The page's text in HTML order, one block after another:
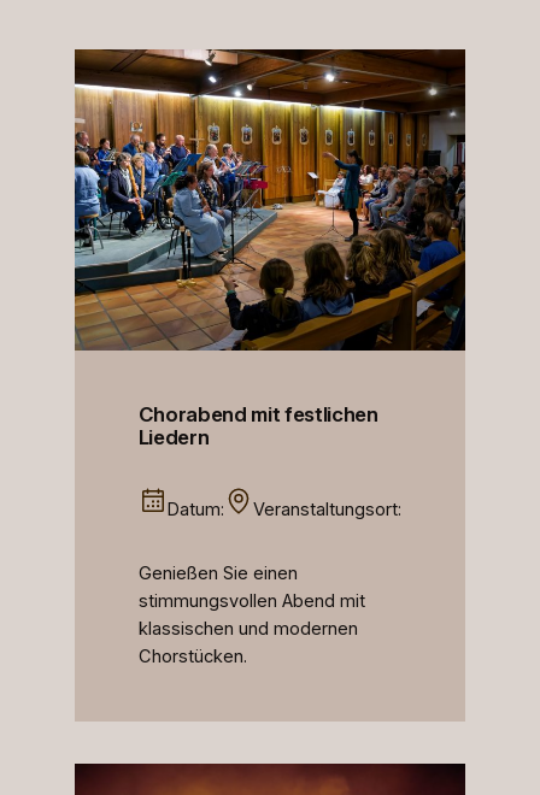
Chorabend mit festlichen
Liedern
Datum: Veranstaltungsort:
Genießen Sie einen
stimmungsvollen Abend mit
klassischen und modernen
Chorstücken.